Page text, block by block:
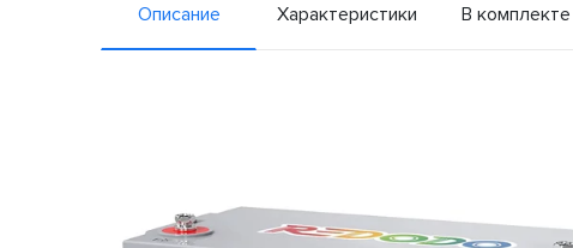
Описание Характеристики В комплекте